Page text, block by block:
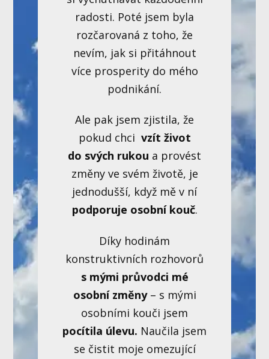
radosti. Poté jsem byla
rozčarovaná z toho, že
nevím, jak si přitáhnout
více prosperity do mého
podnikání.
Ale pak jsem zjistila, že
pokud chci vzít život
do svých rukou a provést
změny ve svém životě, je
jednodušší, když mě v ní
podporuje osobní kouč.
Díky hodinám
konstruktivních rozhovorů
s mými průvodci mé
osobní změny– s mými
osobními kouči jsem
pocítila úlevu. Naučila jsem
se čistit moje omezující